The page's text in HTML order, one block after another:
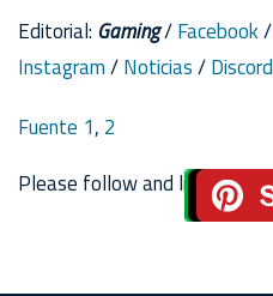
Editorial: Gaming/Facebook/
Instagram/Noticias/Discord
Fuente 1, 2
Please follow and like us: